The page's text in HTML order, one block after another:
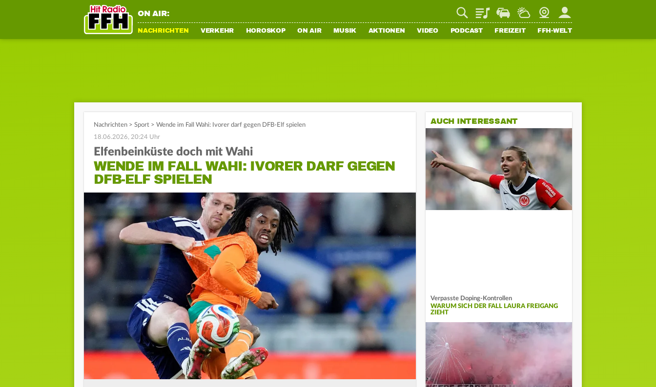
ON AIR: PlaylistStaupilotWetterWebcamMein FFH
NACHRICHTEN VERKEHR HOROSKOP ON AIR MUSIK AKTIONEN VIDEO PODCAST FREIZEIT FFH-WELT
Nachrichten > Sport > Wende im Fall Wahi: Ivorer darf gegen DFB-Elf spielen
18.06.2026, 20:24 Uhr
Elfenbeinküste doch mit Wahi
WENDE IM FALL WAHI: IVORER DARF GEGEN
DFB-ELF SPIELEN
AUCH INTERESSANT
Verpasste Doping-Kontrollen
WARUM SICH DER FALL LAURA FREIGANG
ZIEHT